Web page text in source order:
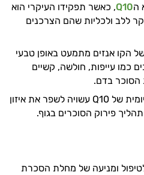
הQ10, כאשר תפקידו העיקרי הוא
ללב ולכליות שהם הצרכנים
הקו אנזים מתמעט באופן טבעי
כמו עייפות, חולשה, קשיים
הסוכר בדם.
ניסויים קליניים מצאו כי נטילה יומית של Q10 עשויה לשפר את איזון
פירוק הסוכרים בגוף.
ומניעה של מחלת הסכרת
עבורך המלצות
לעזור?